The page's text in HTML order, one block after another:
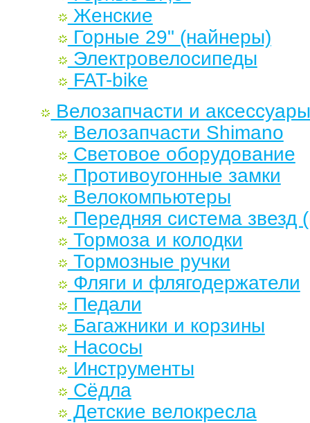
Женские
Горные 29" (найнеры)
Электровелосипеды
FAT-bike
Велозапчасти и
Велозапчасти Shimano
Световое оборудование
Противоугонные замки
Велокомпьютеры
Передняя система звезд
Тормоза и колодки
Тормозные ручки
Фляги и флягодержатели
Педали
Багажники и корзины
Насосы
Инструменты
Сёдла
Детские велокресла